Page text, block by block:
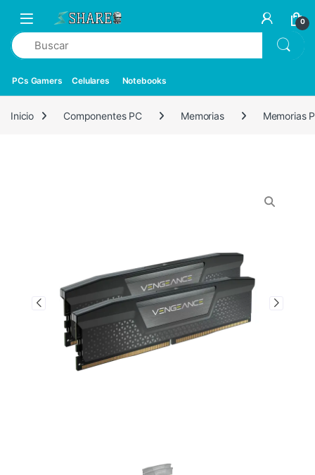
0
PCs Gamers Celulares Notebooks
Inicio Componentes PC Memorias Memorias